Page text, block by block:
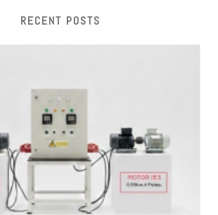
RECENT POSTS